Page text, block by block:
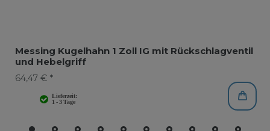
Messing Kugelhahn 1 Zoll IG mit Rückschlagventil
und Hebelgriff
64,47 € *